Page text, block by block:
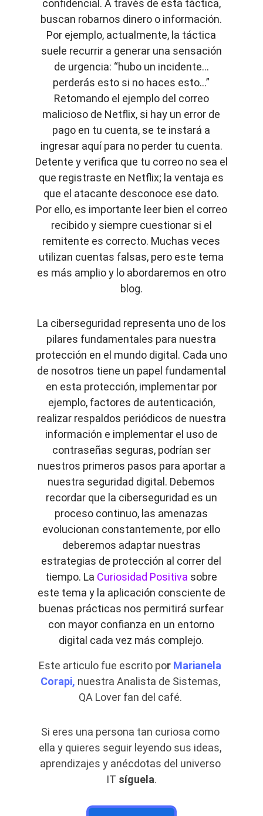
confidencial. A través de esta táctica,
buscan robarnos dinero o información.
Por ejemplo, actualmente, la táctica
suele recurrir a generar una sensación
de urgencia: “hubo un incidente…
perderás esto si no haces esto…”
Retomando el ejemplo del correo
malicioso de Netflix, si hay un error de
pago en tu cuenta, se te instará a
ingresar aquí para no perder tu cuenta.
Detente y verifica que tu correo no sea el
que registraste en Netflix; la ventaja es
que el atacante desconoce ese dato.
Por ello, es importante leer bien el correo
recibido y siempre cuestionar si el
remitente es correcto. Muchas veces
utilizan cuentas falsas, pero este tema
es más amplio y lo abordaremos en otro
blog.
La ciberseguridad representa uno de los
pilares fundamentales para nuestra
protección en el mundo digital. Cada uno
de nosotros tiene un papel fundamental
en esta protección, implementar por
ejemplo, factores de autenticación,
realizar respaldos periódicos de nuestra
información e implementar el uso de
contraseñas seguras, podrían ser
nuestros primeros pasos para aportar a
nuestra seguridad digital. Debemos
recordar que la ciberseguridad es un
proceso continuo, las amenazas
evolucionan constantemente, por ello
deberemos adaptar nuestras
estrategias de protección al correr del
tiempo. La Curiosidad Positiva sobre
este tema y la aplicación consciente de
buenas prácticas nos permitirá surfear
con mayor confianza en un entorno
digital cada vez más complejo.
Este articulo fue escrito por Marianela
Corapi, nuestra Analista de Sistemas,
QA Lover fan del café.
Si eres una persona tan curiosa como
ella y quieres seguir leyendo sus ideas,
aprendizajes y anécdotas del universo
IT síguela.